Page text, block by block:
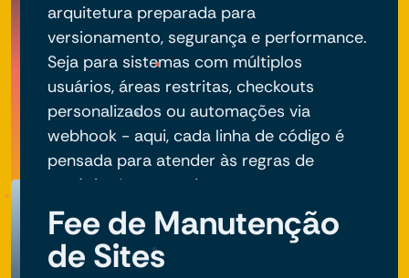
arquitetura preparada para
versionamento, segurança e performance.
Seja para sistemas com múltiplos
usuários, áreas restritas, checkouts
personalizados ou automações via
webhook - aqui, cada linha de código é
pensada para atender às regras de
negócio do seu projeto.
Fee de Manutenção
de Sites